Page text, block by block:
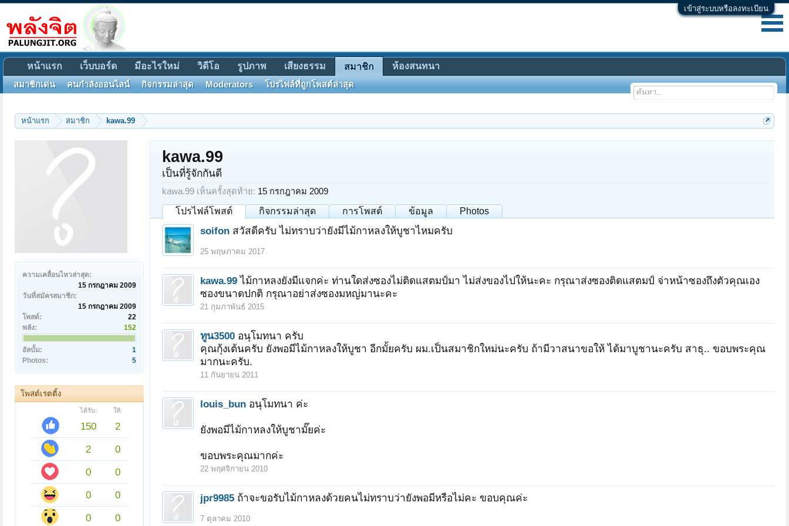
เข้าสู่ระบบหรือลงทะเบียน
หน้าแรก สมาชิก kawa.99
ความเคลื่อนไหวล่าสุด:
15 กรกฎาคม 2009
วันที่สมัครสมาชิก:
15 กรกฎาคม 2009
โพสต์:
22
พลัง:
152
อัลบั้ม:
1
Photos:
5
โพสต์เรตติ้ง
ได้รับ: ให้:
150
2
2
0
0
0
0
0
0
0
kawa.99
เป็นที่รู้จักกันดี
kawa.99 เห็นครั้งสุดท้าย: 15 กรกฎาคม 2009
โปรไฟล์โพสต์ กิจกรรมล่าสุด การโพสต์ ข้อมูล Photos
soifon สวัสดีครับ ไม่ทราบว่ายังมีไม้กาหลงให้บูชาไหมครับ
25 พฤษภาคม 2017
kawa.99 ไม้กาหลงยังมีแจกค่ะ ท่านใดส่งซองไม่ติดแสตมป์มา ไม่ส่งของไปให้นะคะ กรุณาส่งซองติดแสตมป์ จ่าหน้าซองถึงตัวคุณเอง
ซองขนาดปกติ กรุณาอย่าส่งซองมหญ่มานะคะ
21 กุมภาพันธ์ 2015
ทูน3500 อนุโมทนา ครับ
คุณกุ้งเต้นครับ ยังพอมีไม้กาหลงให้บูชา อีกมั้ยครับ ผม.เป็นสมาชิกใหม่นะครับ ถ้ามีวาสนาขอให้ ได้มาบูชานะครับ สาธุ.. ขอบพระคุณ
มากนะครับ.
11 กันยายน 2011
louis_bun อนุโมทนา ค่ะ
ยังพอมีไม้กาหลงให้บูชามั๊ยค่ะ
ขอบพระคุณมากค่ะ
22 พฤศจิกายน 2010
jpr9985 ถ้าจะขอรับไม้กาหลงด้วยคนไม่ทราบว่ายังพอมีหรือไม่คะ ขอบคุณค่ะ
7 ตุลาคม 2010
หน้าแรก เว็บบอร์ด มีอะไรใหม่ วิดีโอ รูปภาพ เสียงธรรม สมาชิก
สมาชิกเด่น คนกำลังออนไลน์ กิจกรรมล่าสุด Moderators โปรไฟล์ที่ถูกโพสต์ล่าสุด
ห้องสนทนา